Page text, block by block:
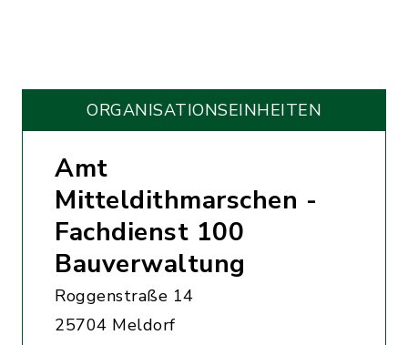
ORGANISATIONS­EINHEITEN
Amt
Mitteldithmarschen -
Fachdienst 100
Bauverwaltung
Roggenstraße 14
25704 Meldorf